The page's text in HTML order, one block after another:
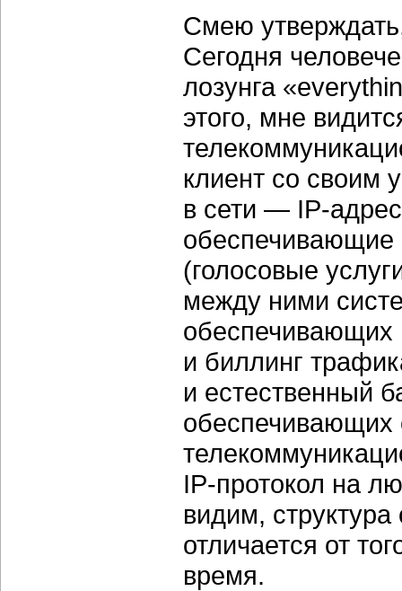
Смею
Сегодня
лозунга
этого, мне
клиент со своим
в сети — IP-
обеспечивающие
(голосовые
между ними
обеспечивающих
и биллинг
и естественный
обеспечивающих
IP-протокол на
видим,
отличается от
время.